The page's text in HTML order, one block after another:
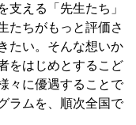
支える「先生たち」
たちがもっと評価さ
たい。そんな想いか
をはじめとするこど
々に優遇することで
ラムを、順次全国で